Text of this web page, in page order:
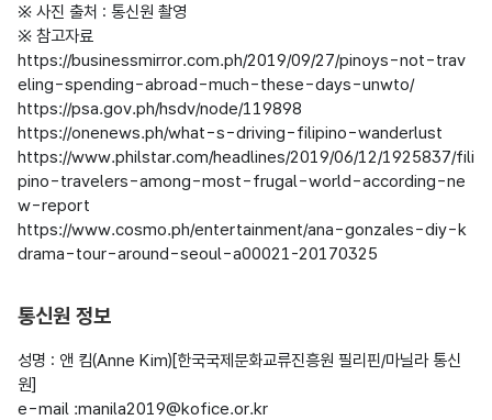
※ 사진 출처 : 통신원 촬영
※ 참고자료
https://businessmirror.com.ph/2019/09/27/pinoys-not-trav
eling-spending-abroad-much-these-days-unwto/
https://psa.gov.ph/hsdv/node/119898
https://onenews.ph/what-s-driving-filipino-wanderlust
https://www.philstar.com/headlines/2019/06/12/1925837/fili
pino-travelers-among-most-frugal-world-according-ne
w-report
https://www.cosmo.ph/entertainment/ana-gonzales-diy-k
drama-tour-around-seoul-a00021-20170325
통신원 정보
성명 : 앤 킴(Anne Kim)[한국국제문화교류진흥원 필리핀/마닐라 통신
원]
e-mail :manila2019@kofice.or.kr